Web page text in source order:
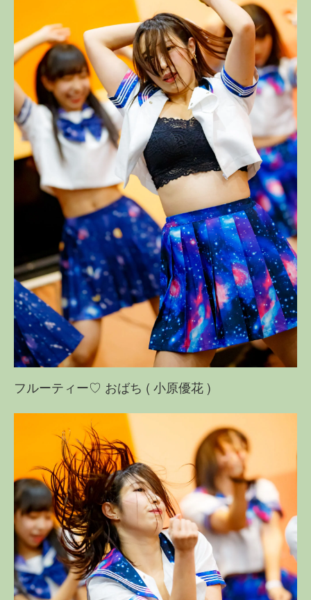
フルーティー♡ おばち ( 小原優花 )